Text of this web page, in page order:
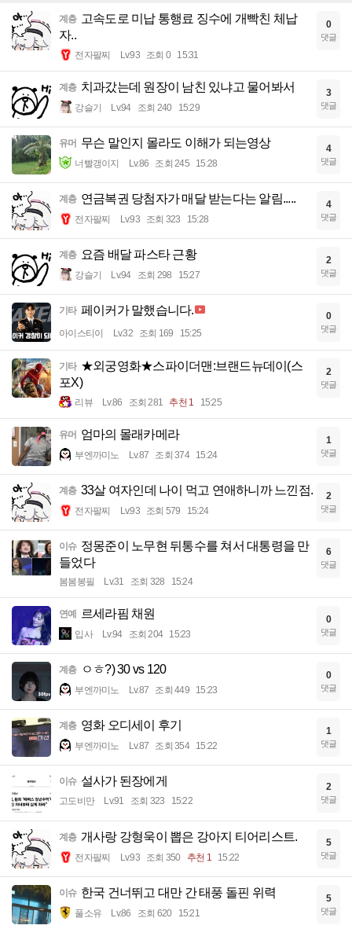
계층 고속도로 미납 통행료 징수에 개빡친 체납
자..
전자팔찌 Lv.93 조회 0 15:31
0
댓글
계층 치과갔는데 원장이 남친 있냐고 물어봐서
강슬기 Lv.94 조회 240 15:29
3
댓글
유머 무슨 말인지 몰라도 이해가 되는영상
너빨갱이지 Lv.86 조회 245 15:28
4
댓글
계층 연금복권 당첨자가 매달 받는다는 알림.....
전자팔찌 Lv.93 조회 323 15:28
4
댓글
계층 요즘 배달 파스타 근황
강슬기 Lv.94 조회 298 15:27
2
댓글
기타 페이커가 말했습니다.
아이스티이 Lv.32 조회 169 15:25
0
댓글
기타 ★외궁영화★스파이더맨:브랜드뉴데이(스
포X)
리뷰 Lv.86 조회 281 추천 1 15:25
2
댓글
유머 엄마의 몰래카메라
부엔까미노 Lv.87 조회 374 15:24
1
댓글
계층 33살 여자인데 나이 먹고 연애하니까 느낀점.
전자팔찌 Lv.93 조회 579 15:24
2
댓글
이슈 정몽준이 노무현 뒤통수를 쳐서 대통령을 만
들었다
봄봄봉필 Lv.31 조회 328 15:24
6
댓글
연예 르세라핌 채원
입사 Lv.94 조회 204 15:23
0
댓글
계층 ㅇㅎ?) 30 vs 120
부엔까미노 Lv.87 조회 449 15:23
0
댓글
계층 영화 오디세이 후기
부엔까미노 Lv.87 조회 354 15:22
1
댓글
이슈 설사가 된장에게
고도비만 Lv.91 조회 323 15:22
2
댓글
계층 개사랑 강형욱이 뽑은 강아지 티어리스트.
전자팔찌 Lv.93 조회 350 추천 1 15:22
5
댓글
이슈 한국 건너뛰고 대만 간 태풍 돌핀 위력
풀소유 Lv.86 조회 620 15:21
5
댓글